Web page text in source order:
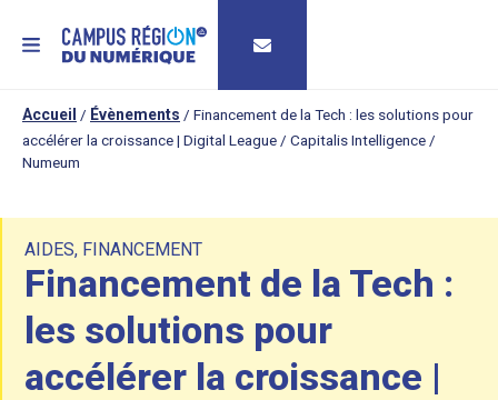
MENU
Accueil / Évènements / Financement de la Tech : les solutions pour
accélérer la croissance | Digital League / Capitalis Intelligence /
Numeum
AIDES, FINANCEMENT
Financement de la Tech :
les solutions pour
accélérer la croissance |